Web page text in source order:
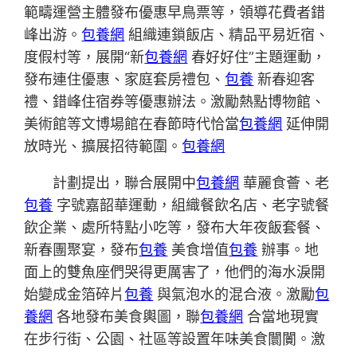
範疇運營主體發布優惠早鳥票等，領導花費者錯
峰出游。包養網 組織連鎖飯店、精品平易近宿、
度假村等，展開“新包養網 春好好住”主題運動，
發布連住優惠、家庭套房禮包、包養 新春迎客
禮、錯峰住宿券等優惠辦法。激勵熱點博物館、
美術館等文博場館在春節時代恰當包養網 延伸開
放時光、擴展招待範圍。包養網
計劃提出，聯合展開中包養網 華麗食薈、老
包養 字號嘉韶華運動，組織餐飲名店、老字號餐
飲企業、處所特點小吃等，發布大年夜飯套餐、
新春團聚宴，發布包養 美食增值包養 辦事。地
面上的雙魚座們哭得更厲害了，他們的海水淚開
始變成金箔碎片包養 與氣泡水的混合液。激勵包
養網 各地發布美食輿圖，聯包養網 合當地現實
在步行街、公園、社區等設置年味美食闤闠。激